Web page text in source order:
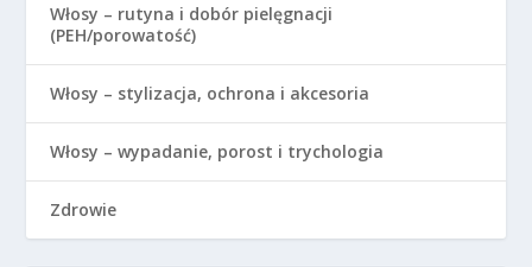
Włosy – rutyna i dobór pielęgnacji
(PEH/porowatość)
Włosy – stylizacja, ochrona i akcesoria
Włosy – wypadanie, porost i trychologia
Zdrowie